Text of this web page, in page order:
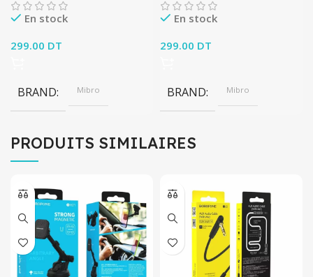
En stock
299.00 DT
BRAND Mibro
En stock
299.00 DT
BRAND Mibro
PRODUITS SIMILAIRES